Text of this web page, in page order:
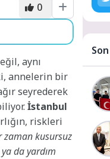
0
aynı
annelerin bir
seyrederek
İstanbul
riskleri
zaman kusursuz
da yardım